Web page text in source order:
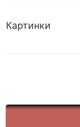
Картинки